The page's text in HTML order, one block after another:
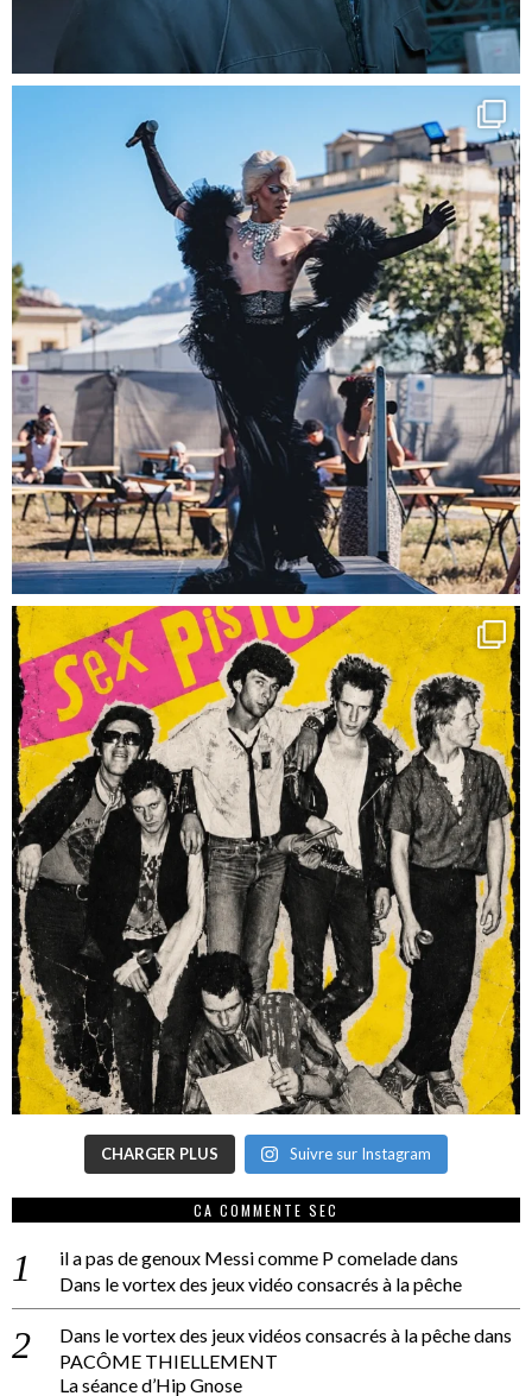
CHARGER PLUS Suivre sur Instagram
CA COMMENTE SEC
il a pas de genoux Messi comme P comeladedans
Dans le vortex des jeux vidéo consacrés à la pêche
Dans le vortex des jeux vidéos consacrés à la pêchedans
PACÔME THIELLEMENT
La séance d’Hip Gnose